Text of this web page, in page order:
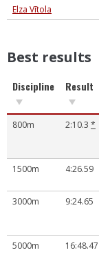
Elza Vītola
Best results
Discipline Result
800m 2:10.3 *
1500m
4:26.59
3000m
9:24.65
5000m
16:48.47